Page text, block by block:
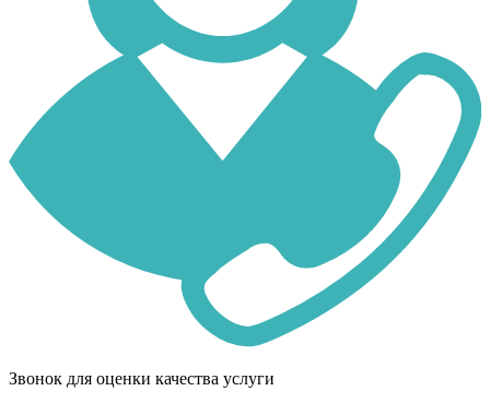
Звонок для оценки качества услуги